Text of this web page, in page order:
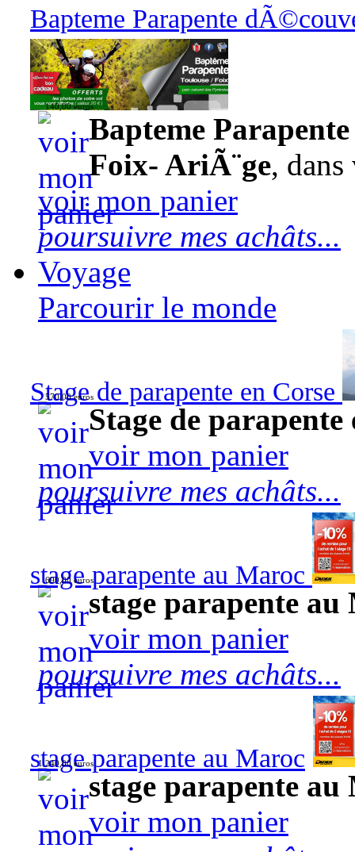
Bapteme Parapente
140,00 euros
Bapteme
Foix- AriÃ¨ge,
voir mon panier
poursuivre mes achâts...
Voyage
Parcourir le monde
Stage de parapente en Corse
570,00 euros
Stage de
voir mon panier
poursuivre mes achâts...
stage parapente au Maroc
690,00 euros
stage parapente
voir mon panier
poursuivre mes achâts...
stage parapente au Maroc
1 240,00 euros
stage parapente au
voir mon panier